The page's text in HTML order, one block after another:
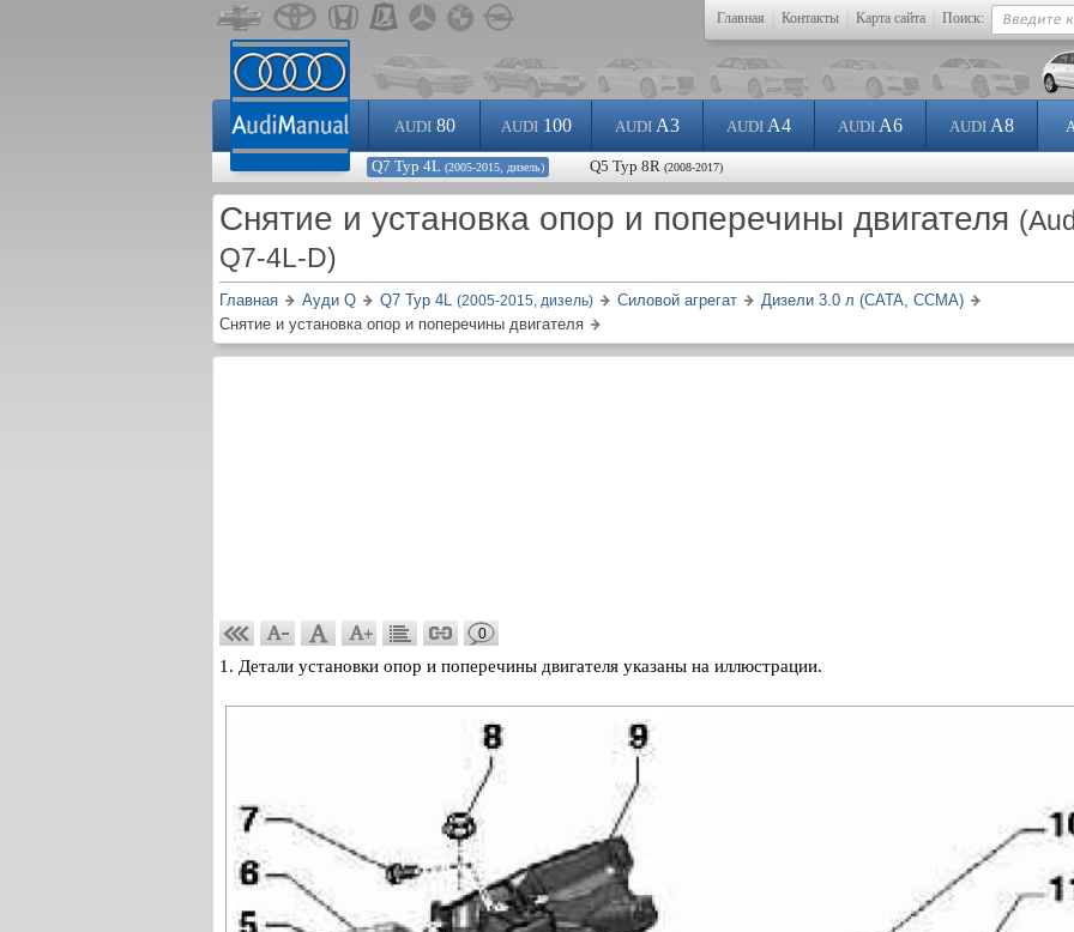
Главная Контакты Карта сайта Поиск:
AUDI80 AUDI100 AUDI A3 AUDI A4 AUDI A6 AUDI A8
Q7 Typ 4L (2005-2015, дизель) Q5 Typ 8R (2008-2017)
Снятие и установка опор и поперечины двигателя
Q7-4L-D)
Главная Ауди Q Q7 Typ 4L (2005-2015, дизель) Силовой агрегат
Дизели 3.0 л (CATA, CCMA)
Снятие и установка опор и поперечины двигателя
0
1. Детали установки опор и поперечины двигателя указаны на иллюстрации.